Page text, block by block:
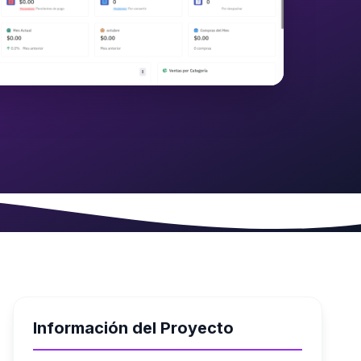
Información del Proyecto